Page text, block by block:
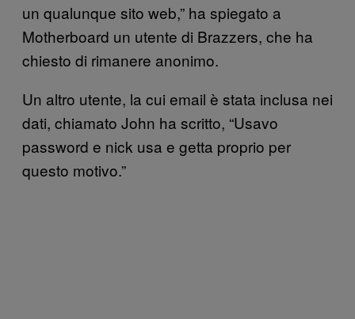
un qualunque sito web,” ha spiegato a
Motherboard un utente di Brazzers, che ha
chiesto di rimanere anonimo.
Un altro utente, la cui email è stata inclusa nei
dati, chiamato John ha scritto, “Usavo
password e nick usa e getta proprio per
questo motivo.”